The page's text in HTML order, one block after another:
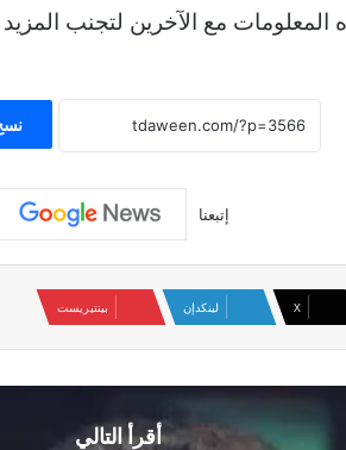
المعلومات مع الآخرين لتجنب
إتبعنا
‫X لينكدإن بينتيريست
أقرأ التالي